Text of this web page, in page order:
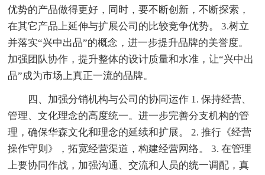
优势的产品做得更好，同时，要不断创新，不断探索，
在其它产品上延伸与扩展公司的比较竞争优势。 3.树立
并落实“兴中出品”的概念，进一步提升品牌的美誉度。
加强团队协作，提升整体的设计质量和水准，让“兴中出
品”成为市场上真正一流的品牌。
四、加强分销机构与公司的协同运作 1. 保持经营、
管理、文化理念的高度统一。进一步完善分支机构的管
理，确保华森文化和理念的延续和扩展。 2. 推行《经营
操作守则》，拓宽经营渠道，构建经营网络。 3. 在管理
上要协同作战，加强沟通、交流和人员的统一调配，真